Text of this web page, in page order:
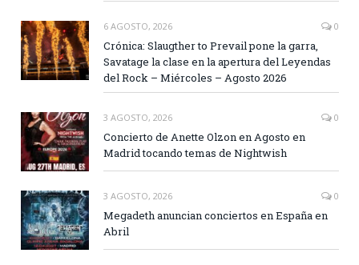
6 AGOSTO, 2026 0
Crónica: Slaugther to Prevail pone la garra,
Savatage la clase en la apertura del Leyendas
del Rock – Miércoles – Agosto 2026
3 AGOSTO, 2026 0
Concierto de Anette Olzon en Agosto en
Madrid tocando temas de Nightwish
3 AGOSTO, 2026 0
Megadeth anuncian conciertos en España en
Abril